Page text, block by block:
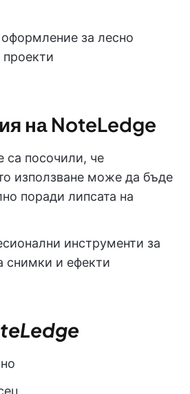
за лесно
проекти
на NoteLedge
са посочили, че
използване може да бъде
поради липсата на
инструменти за
снимки и ефекти